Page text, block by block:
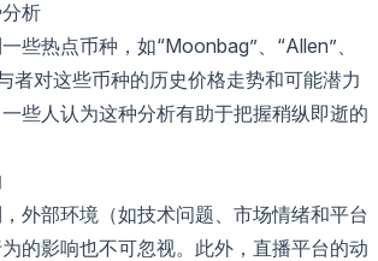
析
些热点币种，如“Moonbag”、“Allen”、
者对这些币种的历史价格走势和可能潜力
些人认为这种分析有助于把握稍纵即逝的
外部环境（如技术问题、市场情绪和平台
的影响也不可忽视。此外，直播平台的动